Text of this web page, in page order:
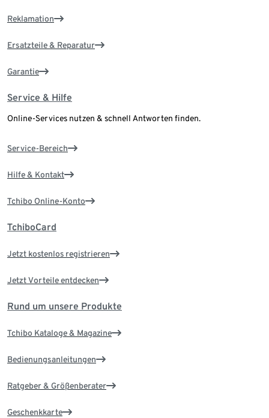
Reklamation
Ersatzteile & Reparatur
Garantie
Service & Hilfe
Online-Services nutzen & schnell Antworten finden.
Service-Bereich
Hilfe & Kontakt
Tchibo Online-Konto
TchiboCard
Jetzt kostenlos registrieren
Jetzt Vorteile entdecken
Rund um unsere Produkte
Tchibo Kataloge & Magazine
Bedienungsanleitungen
Ratgeber & Größenberater
Geschenkkarte